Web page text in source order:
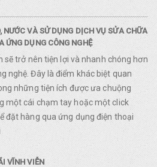
NƯỚC VÀ SỬ DỤNG DỊCH VỤ SỬA CHỮA
ỨNG DỤNG CÔNG NGHỆ
trở nên tiện lợi và nhanh chóng hơn
nghệ. Đây là điểm khác biệt quan
những tiện ích được ưa chuộng
một cái chạm tay hoặc một click
đặt hàng qua ứng dụng điện thoại
VĨNH VIỄN